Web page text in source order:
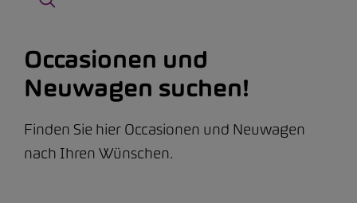
Occasionen und
Neuwagen suchen!
Finden Sie hier Occasionen und Neuwagen
nach Ihren Wünschen.